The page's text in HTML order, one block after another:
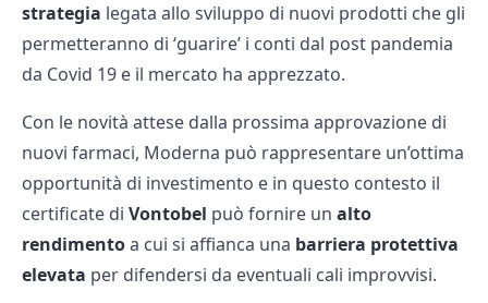
strategia legata allo sviluppo di nuovi prodotti che gli
permetteranno di ‘guarire’ i conti dal post pandemia
da Covid 19 e il mercato ha apprezzato.
Con le novità attese dalla prossima approvazione di
nuovi farmaci, Moderna può rappresentare un’ottima
opportunità di investimento e in questo contesto il
certificate di Vontobel può fornire un alto
rendimentoa cui si affianca una barriera protettiva
elevata per difendersi da eventuali cali improvvisi.